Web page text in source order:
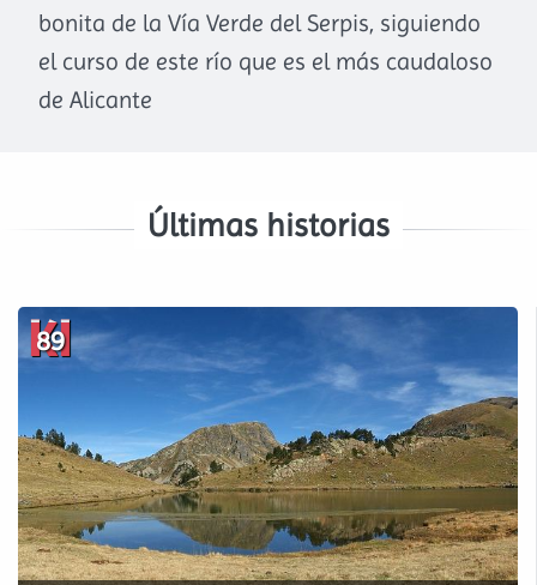
bonita de la Vía Verde del Serpis, siguiendo
el curso de este río que es el más caudaloso
de Alicante
89